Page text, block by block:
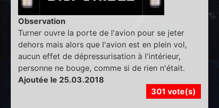
Observation
Turner ouvre la porte de l'avion pour se jeter
dehors mais alors que l'avion est en plein vol,
aucun effet de dépressurisation à l'intérieur,
personne ne bouge, comme si de rien n'était.
Ajoutée le 25.03.2018
301 vote(s)